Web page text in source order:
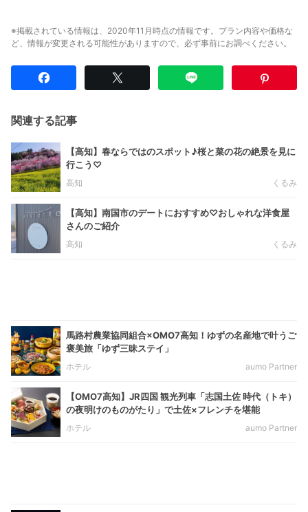
※掲載されている情報は、2020年11月時点の情報です。プラン内容や価格な
ど、情報が変更される可能性がありますので、必ず事前にお調べください。
関連する記事
【高知】春ならではのスポット♪桜と菜の花の絶景を見に
行こう♡
高知 くるみ
【高知】南国市のデートにおすすめ♡おしゃれな洋食屋
さんのご紹介
高知 くるみ
馬路村農業協同組合×OMO7高知！ゆずの名産地で叶うご
褒美旅「ゆず三昧ステイ」
ホテル aumo Partner
【OMO7高知】JR四国 観光列車「志国土佐 時代（トキ）
の夜明けのものがたり」で土佐×フレンチを堪能
ホテル aumo Partner